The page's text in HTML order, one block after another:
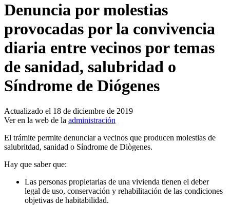
Denuncia por molestias
provocadas por la convivencia
diaria entre vecinos por temas
de sanidad, salubridad o
Síndrome de Diógenes
Actualizado el 18 de diciembre de 2019
Ver en la web de la administración
El trámite permite denunciar a vecinos que producen molestias de
salubritdad, sanidad o Síndrome de Diògenes.
Hay que saber que:
Las personas propietarias de una vivienda tienen el deber
legal de uso, conservación y rehabilitación de las condiciones
objetivas de habitabilidad.